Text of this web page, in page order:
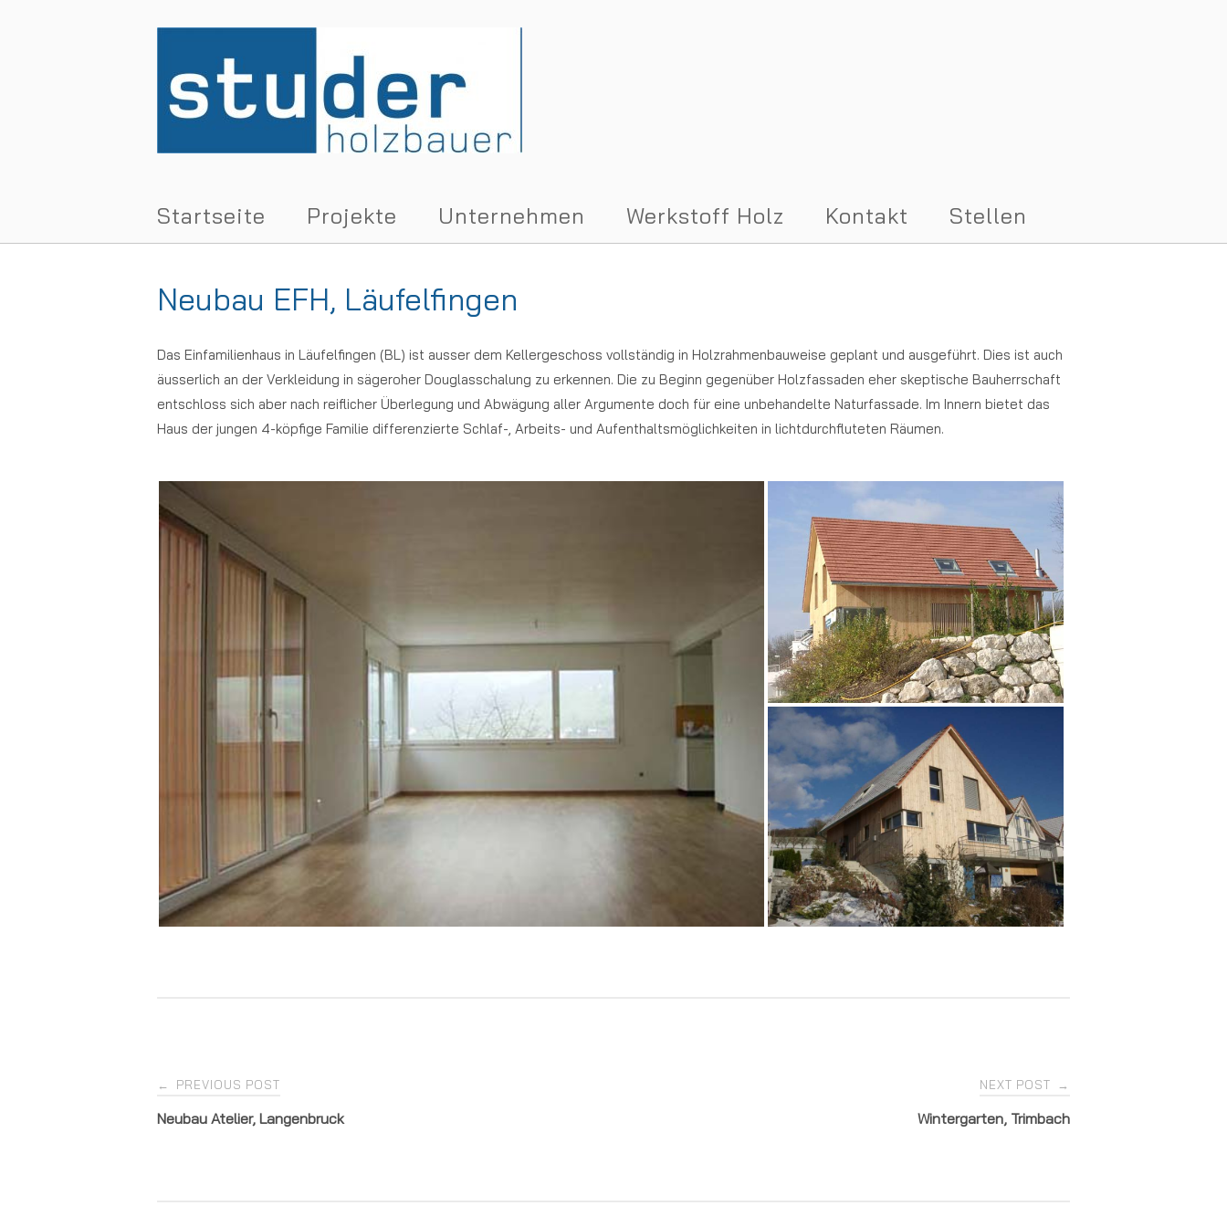
Startseite Projekte Unternehmen Werkstoff Holz Kontakt Stellen
Neubau EFH, Läufelfingen
Das Einfamilienhaus in Läufelfingen (BL) ist ausser dem Kellergeschoss vollständig in Holzrahmenbauweise geplant und ausgeführt. Dies ist auch
äusserlich an der Verkleidung in sägeroher Douglasschalung zu erkennen. Die zu Beginn gegenüber Holzfassaden eher skeptische Bauherrschaft
entschloss sich aber nach reiflicher Überlegung und Abwägung aller Argumente doch für eine unbehandelte Naturfassade. Im Innern bietet das
Haus der jungen 4-köpfige Familie differenzierte Schlaf-, Arbeits- und Aufenthaltsmöglichkeiten in lichtdurchfluteten Räumen.
Post
← PREVIOUS POST
Neubau Atelier, Langenbruck
NEXT POST →
Wintergarten, Trimbach